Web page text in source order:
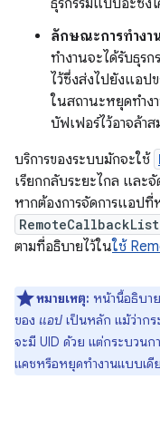
ธุรกรรมแบบอะซิง
ลักษณะการทำงา
ทำงานจะได้รับธุร
ไว้ซึ่งส่งไปยังแอ
ในสถานะหยุดทำง
บัฟเฟอร์ไว้อาจล้าส
บริการของระบบมักจะใช้
เรียกกลับระยะไกล และ
หากต้องการจัดการแอปที่
RemoteCallbackList
ตามที่อธิบายไว้ในใช้
หมายเหตุ: หน้านี้อธิบา
ของ แอป เป็นหลัก แม้ว่ากร
จะมี UID ด้วย แต่กระบวนก
แคชหรือหยุดทำงานแบบเดี